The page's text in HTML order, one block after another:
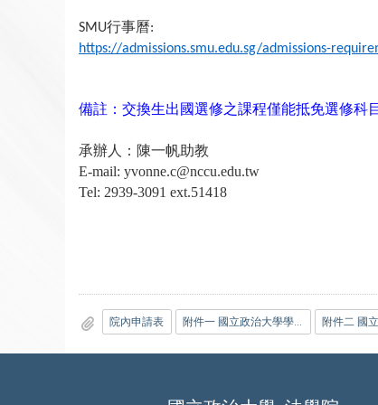
SMU行事曆:
https://admissions.smu.edu.sg/admissions-
備註：交換生出國選修之課程僅能抵免選修科
承辦人：陳一帆助教
E-mail: yvonne.c@nccu.edu.tw
Tel: 2939-3091 ext.51418
院內申請表 附件一 國立政治大學學生出國選修課程實施辦法